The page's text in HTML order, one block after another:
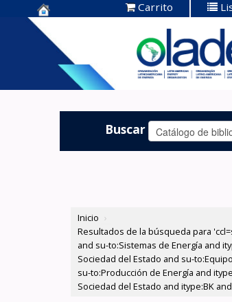
Centro de
Documentación
OLADE -
Carrito
Buscar
Inicio ›
Resultados de la búsqueda para
and su-to:Sistemas de Energía and
Sociedad del Estado and su-
su-to:Producción de Energía and
Sociedad del Estado and itype:BK